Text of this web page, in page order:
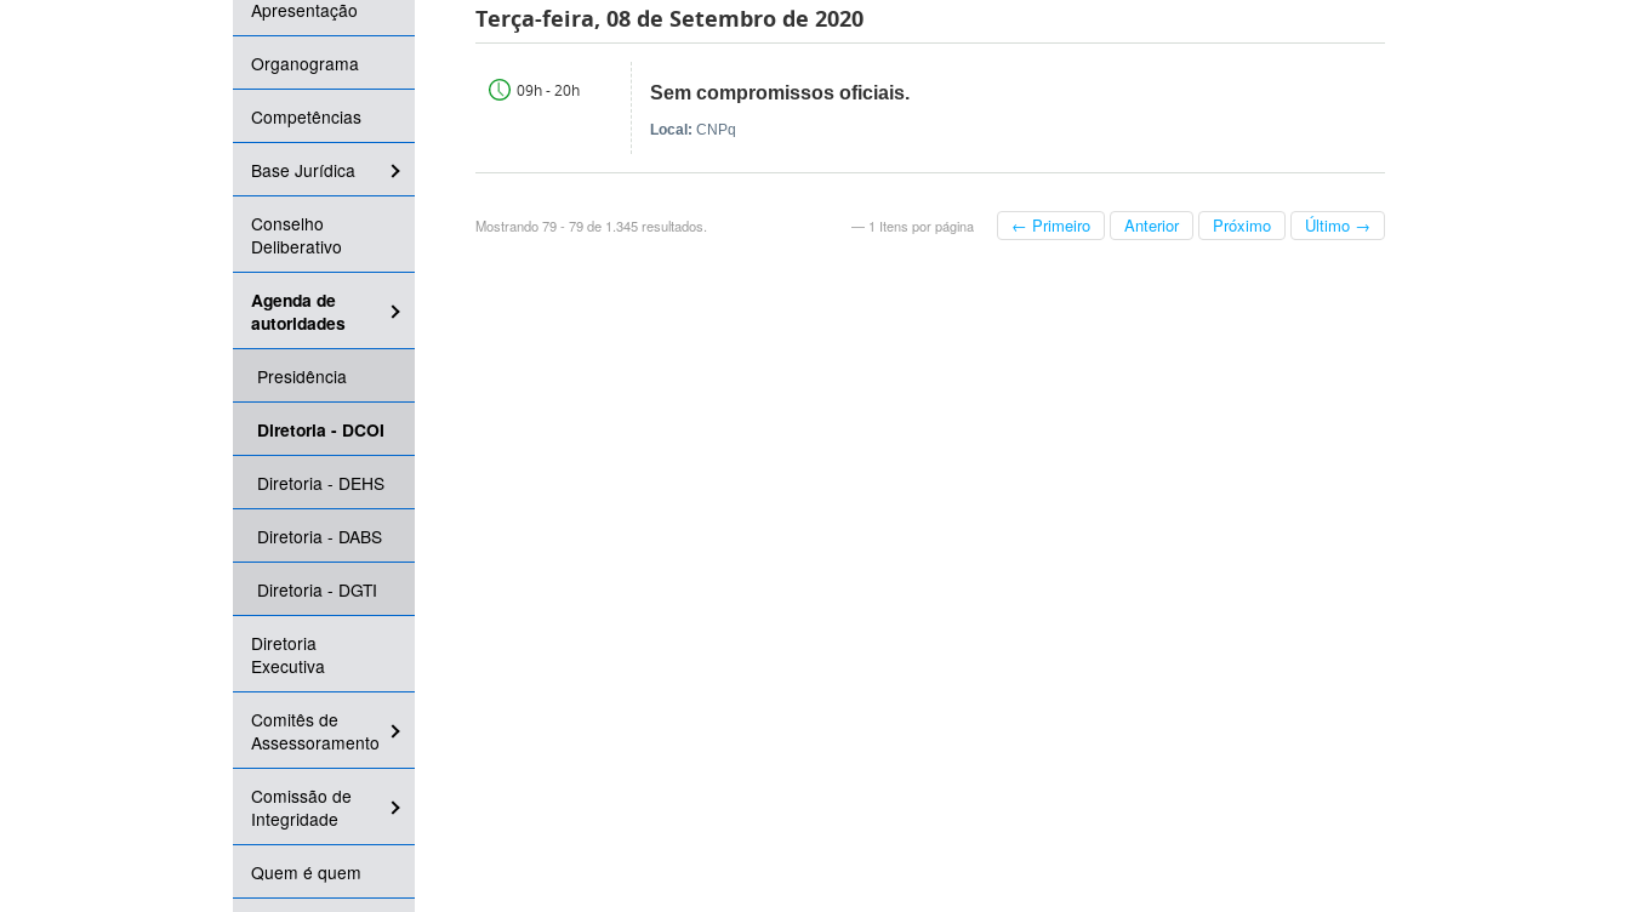
Apresentação
Organograma
Competências
Base Jurídica
Conselho
Deliberativo
Agenda de
autoridades
Presidência
Diretoria - DCOI
Diretoria - DEHS
Diretoria - DABS
Diretoria - DGTI
Diretoria
Executiva
Comitês de
Assessoramento
Comissão de
Integridade
Quem é quem
Terça-feira, 08 de Setembro de 2020
09h - 20h Sem compromissos oficiais.
Local:CNPq
— 1 Itens por página
Mostrando 79 - 79 de 1.345 resultados. ← Primeiro Anterior Próximo Último →